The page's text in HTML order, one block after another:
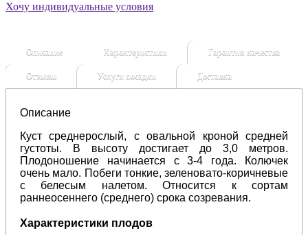
Хочу индивидуальные условия
Описание Характеристики Гарантия качества
Отзывы Услуги посадки Доставка
Описание
Куст среднерослый, с овальной кроной средней
густоты. В высоту достигает до 3,0 метров.
Плодоношение начинается с 3-4 года. Колючек
очень мало. Побеги тонкие, зеленовато-коричневые
с белесым налетом. Относится к сортам
раннеосеннего (среднего) срока созревания.
Характеристики плодов